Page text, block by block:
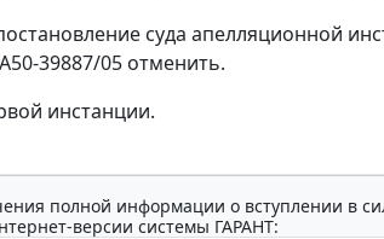
суда апелляционной
39887/05 отменить.
инстанции.
полной информации о вступлении в
версии системы ГАРАНТ: